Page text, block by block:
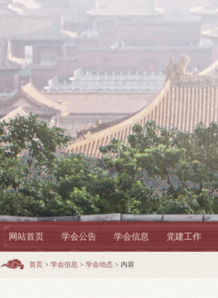
网站首页 学会公告 学会信息 党建工作
首页 >学会信息 > 学会动态 > 内容